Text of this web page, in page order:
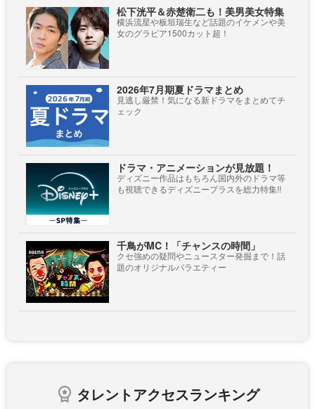
松下洸平＆赤楚衛二も！美男美女特集
横浜流星や板垣瑞生など話題のイケメンや美
女のグラビア1500カット超！
2026年7月期夏ドラマまとめ
見逃し厳禁！気になる新ドラマをまとめてチ
ェック
ドラマ・アニメーションが見放題！
ディズニー作品はもちろん国内外のドラマ等
も視聴できるディズニープラスを総力特集!!
千鳥がMC！「チャンスの時間」
クセ強めの疑問やニュースター発掘まで！話
題のオリジナルバラエティー
タレントアクセスランキング